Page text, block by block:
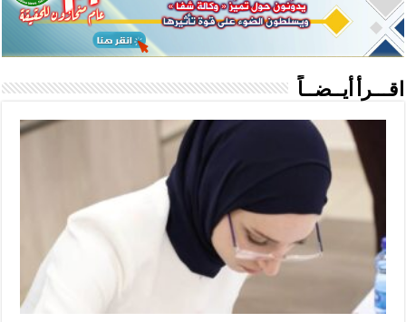
اقـــرأ أيــضــاً